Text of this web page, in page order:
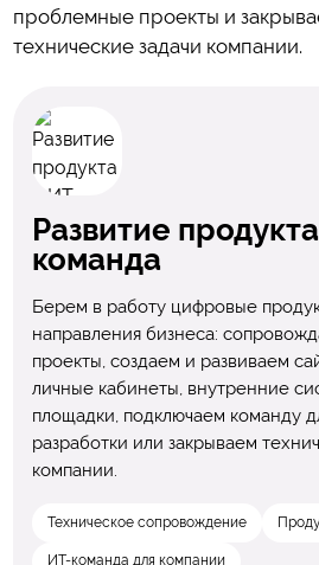
проблемные проекты и
технические задачи компании.
Развитие
команда
Берем в работу цифровые
направления бизнеса:
проекты, создаем и развиваем
личные кабинеты, внутренние
площадки, подключаем команду
разработки или закрываем
компании.
Техническое сопровождение
ИТ-команда для компании